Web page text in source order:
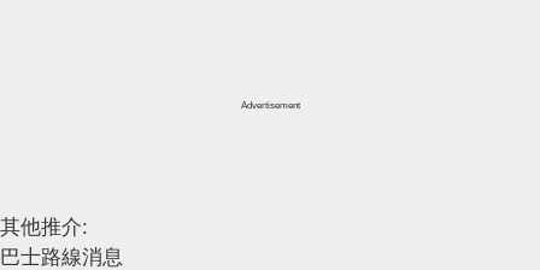
Advertisement
其他推介:
巴士路線消息